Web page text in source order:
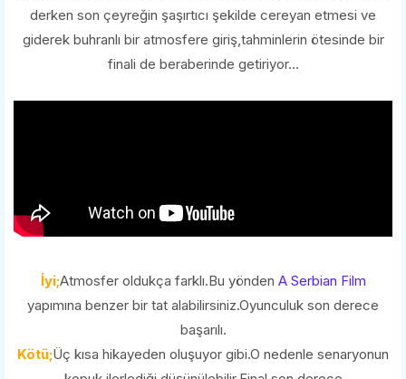
derken son çeyreğin şaşırtıcı şekilde cereyan etmesi ve
giderek buhranlı bir atmosfere giriş,tahminlerin ötesinde bir
finali de beraberinde getiriyor...
İyi;Atmosfer oldukça farklı.Bu yönden A Serbian Film
yapımına benzer bir tat alabilirsiniz.Oyunculuk son derece
başarılı.
Kötü;Üç kısa hikayeden oluşuyor gibi.O nedenle senaryonun